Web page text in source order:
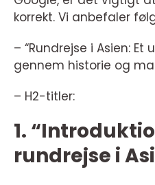
korrekt. Vi anbefaler
– “Rundrejse i Asien:
gennem historie og
– H2-titler:
1.
rundrejse i